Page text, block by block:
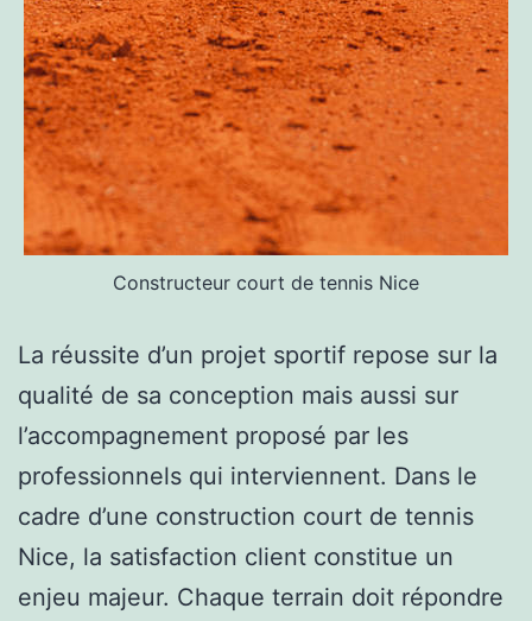
Constructeur court de tennis Nice
La réussite d’un projet sportif repose sur la
qualité de sa conception mais aussi sur
l’accompagnement proposé par les
professionnels qui interviennent. Dans le
cadre d’une construction court de tennis
Nice, la satisfaction client constitue un
enjeu majeur. Chaque terrain doit répondre